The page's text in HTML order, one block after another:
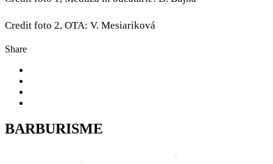
Credit foto 2, OTA: V. Mesiariková
Share
BARBURISME